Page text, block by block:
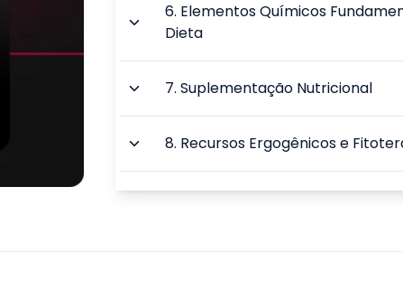
6. Elementos Químicos
Dieta
7.Suplementação Nutricional
8. Recursos Ergogênicos e
9.Esforços em Jogos e